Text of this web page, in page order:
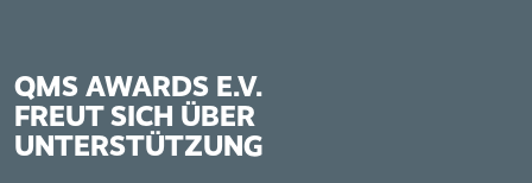
QMS AWARDS E.V.
FREUT SICH ÜBER
UNTERSTÜTZUNG